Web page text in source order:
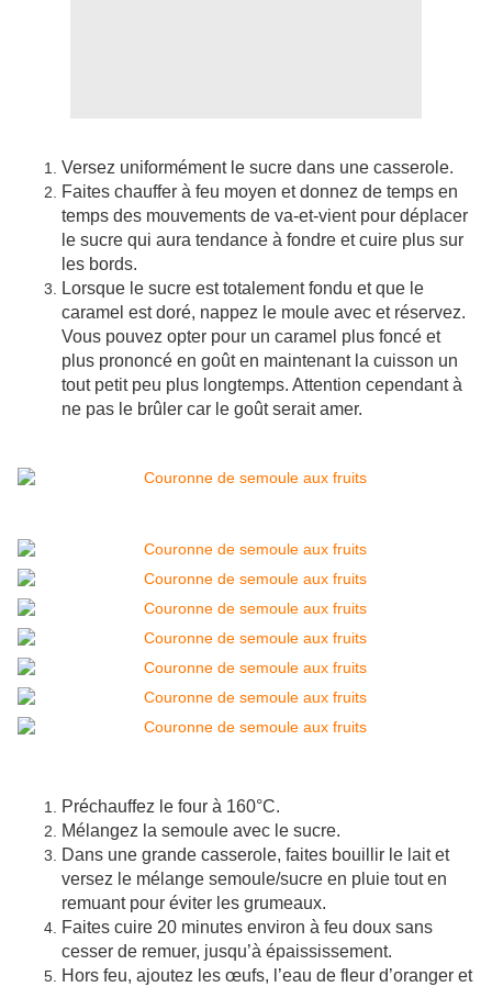
Versez uniformément le sucre dans une casserole.
Faites chauffer à feu moyen et donnez de temps en
temps des mouvements de va-et-vient pour déplacer
le sucre qui aura tendance à fondre et cuire plus sur
les bords.
Lorsque le sucre est totalement fondu et que le
caramel est doré, nappez le moule avec et réservez.
Vous pouvez opter pour un caramel plus foncé et
plus prononcé en goût en maintenant la cuisson un
tout petit peu plus longtemps. Attention cependant à
ne pas le brûler car le goût serait amer.
Préchauffez le four à 160°C.
Mélangez la semoule avec le sucre.
Dans une grande casserole, faites bouillir le lait et
versez le mélange semoule/sucre en pluie tout en
remuant pour éviter les grumeaux.
Faites cuire 20 minutes environ à feu doux sans
cesser de remuer, jusqu’à épaississement.
Hors feu, ajoutez les œufs, l’eau de fleur d’oranger et